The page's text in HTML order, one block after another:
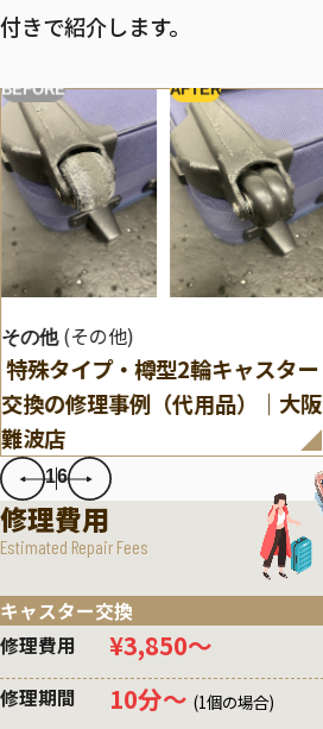
付きで紹介します。
BEFORE AFTER
その他 (その他)
特殊タイプ・樽型2輪キャスター
交換の修理事例（代用品）｜大阪
難波店
16
修理費用
Estimated Repair Fees
キャスター交換
修理費用
¥3,850〜
修理期間 10分〜 (1個の場合)